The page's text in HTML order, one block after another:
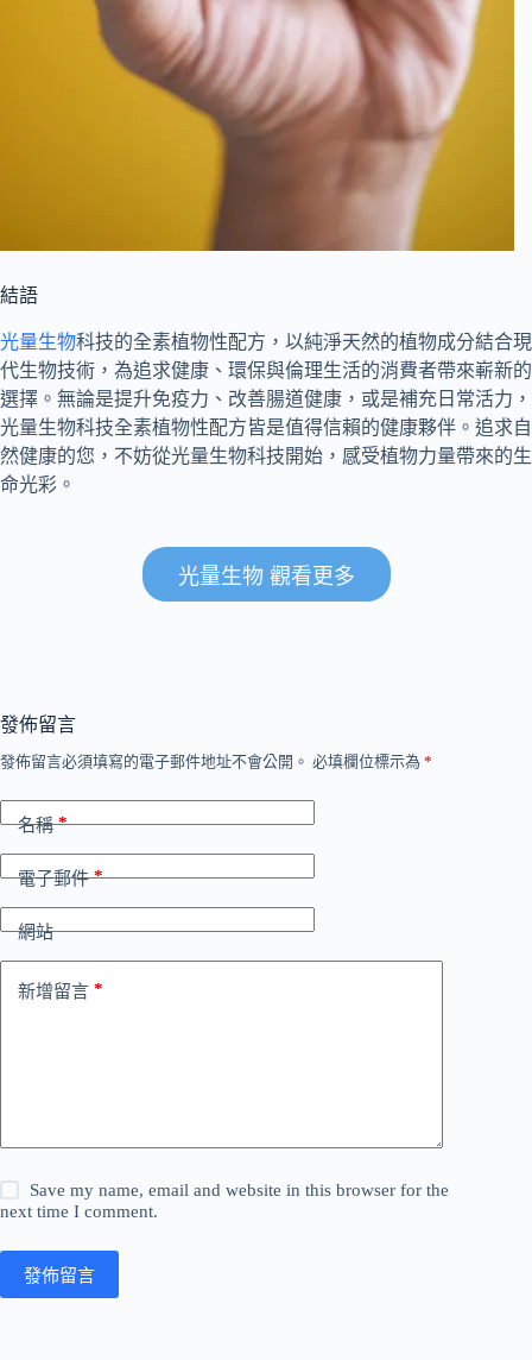
結語
光量生物科技的全素植物性配方，以純淨天然的植物成分結合現
代生物技術，為追求健康、環保與倫理生活的消費者帶來嶄新的
選擇。無論是提升免疫力、改善腸道健康，或是補充日常活力，
光量生物科技全素植物性配方皆是值得信賴的健康夥伴。追求自
然健康的您，不妨從光量生物科技開始，感受植物力量帶來的生
命光彩。
光量生物 觀看更多
發佈留言
發佈留言必須填寫的電子郵件地址不會公開。 必填欄位標示為 *
名稱*
電子郵件*
網站
新增留言 *
Save my name, email and website in this browser for the
next time I comment.
發佈留言